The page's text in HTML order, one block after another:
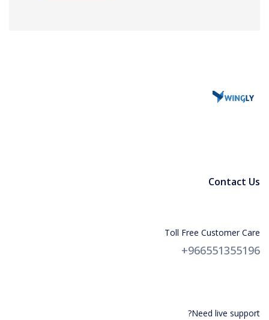
Contact Us
Toll Free Customer Care
966551355196+
Need live support?